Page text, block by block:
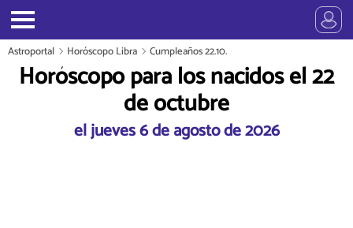
Astroportal Horóscopo Libra Cumpleaños 22.10.
Horóscopo para los nacidos el 22
de octubre
el jueves 6 de agosto de 2026